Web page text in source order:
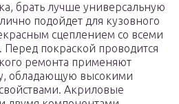
брать лучше универсальную
подойдет для кузовного
сцеплением со всеми
покраской проводится
ремонта применяют
обладающую высокими
Акриловые